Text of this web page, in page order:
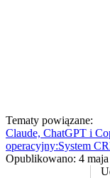
Tematy powiązane:
Claude, ChatGPT i
operacyjny:System
Opublikowano: 4